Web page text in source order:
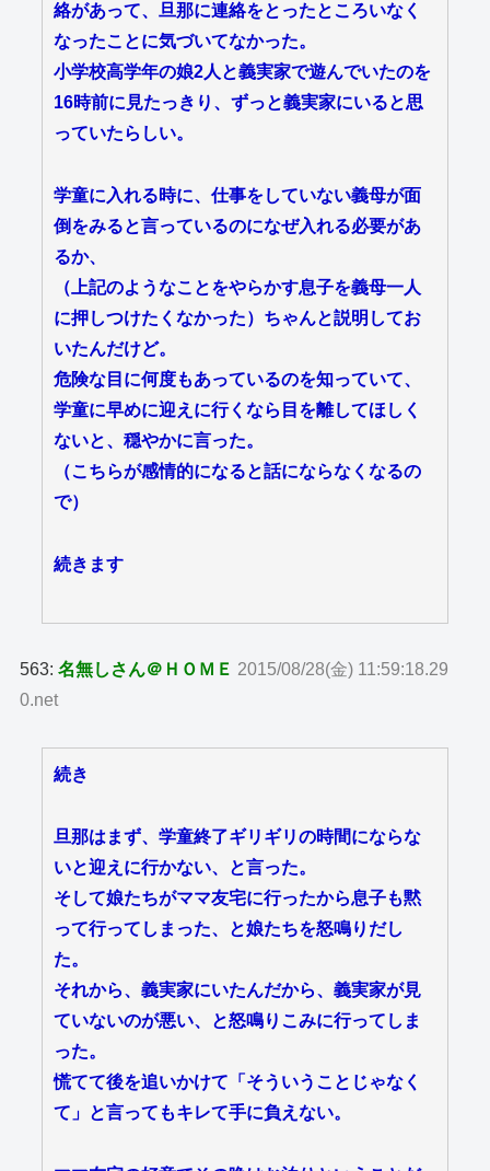
絡があって、旦那に連絡をとったところいなく
なったことに気づいてなかった。
小学校高学年の娘2人と義実家で遊んでいたのを
16時前に見たっきり、ずっと義実家にいると思
っていたらしい。
学童に入れる時に、仕事をしていない義母が面
倒をみると言っているのになぜ入れる必要があ
るか、
（上記のようなことをやらかす息子を義母一人
に押しつけたくなかった）ちゃんと説明してお
いたんだけど。
危険な目に何度もあっているのを知っていて、
学童に早めに迎えに行くなら目を離してほしく
ないと、穏やかに言った。
（こちらが感情的になると話にならなくなるの
で）
続きます
563:名無しさん＠ＨＯＭＥ 2015/08/28(金) 11:59:18.29
0.net
続き
旦那はまず、学童終了ギリギリの時間にならな
いと迎えに行かない、と言った。
そして娘たちがママ友宅に行ったから息子も黙
って行ってしまった、と娘たちを怒鳴りだし
た。
それから、義実家にいたんだから、義実家が見
ていないのが悪い、と怒鳴りこみに行ってしま
った。
慌てて後を追いかけて「そういうことじゃなく
て」と言ってもキレて手に負えない。